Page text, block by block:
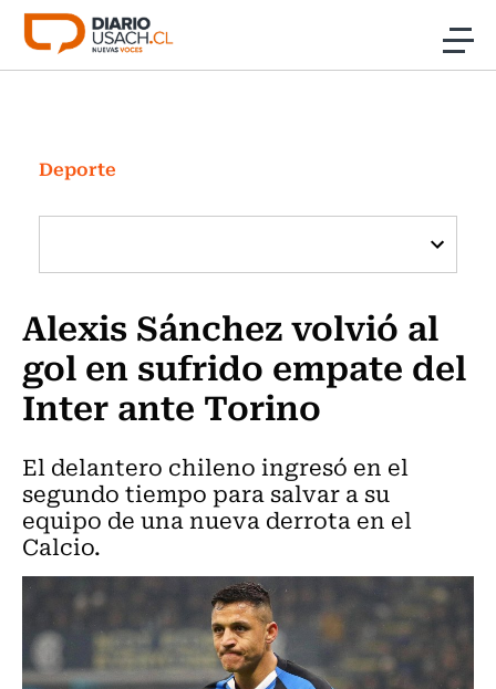
Click acá para ir directamente al contenido
Investigación
Cultura
Programas Radio y TV Usach
Deporte
Alexis Sánchez volvió al
gol en sufrido empate del
Inter ante Torino
El delantero chileno ingresó en el
segundo tiempo para salvar a su
equipo de una nueva derrota en el
Calcio.